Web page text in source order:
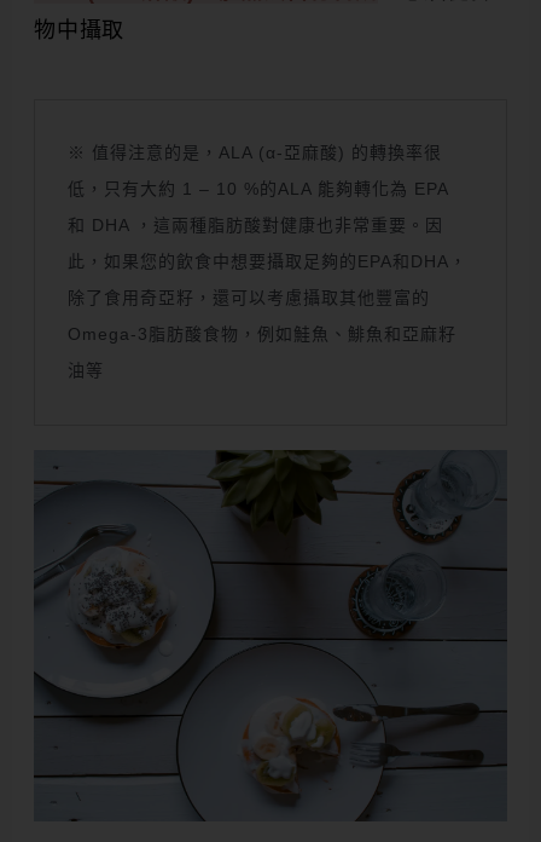
物中攝取
※ 值得注意的是，ALA (α-亞麻酸) 的轉換率很
低，只有大約 1 – 10 %的ALA 能夠轉化為 EPA
和 DHA ，這兩種脂肪酸對健康也非常重要。因
此，如果您的飲食中想要攝取足夠的EPA和DHA，
除了食用奇亞籽，還可以考慮攝取其他豐富的
Omega-3脂肪酸食物，例如鮭魚、鯡魚和亞麻籽
油等